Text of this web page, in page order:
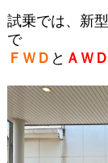
試乗では、新
で
ＦＷＤ と ＡＷＤ